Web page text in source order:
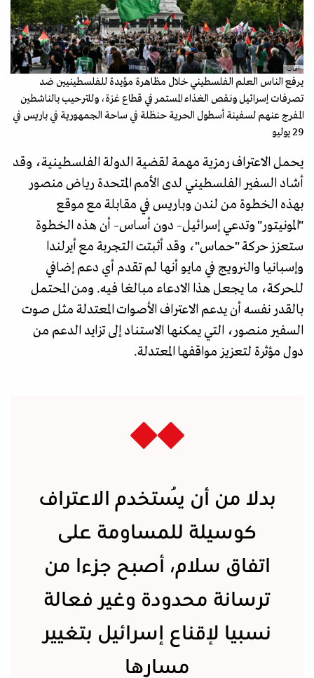
أ ف ب
يرفع الناس العلم الفلسطيني خلال مظاهرة مؤيدة للفلسطينيين ضد
تصرفات إسرائيل ونقص الغذاء المستمر في قطاع غزة، وللترحيب بالناشطين
المفرج عنهم لسفينة أسطول الحرية حنظلة في ساحة الجمهورية في باريس في
29 يوليو
يحمل الاعتراف رمزية مهمة لقضية الدولة الفلسطينية، وقد
أشاد السفير الفلسطيني لدى الأمم المتحدة رياض منصور
بهذه الخطوة من لندن وباريس في مقابلة مع موقع
"المونيتور" وتدعي إسرائيل– دون أساس– أن هذه الخطوة
ستعزز حركة "حماس"، وقد أثبتت التجربة مع أيرلندا
وإسبانيا والنرويج في مايو أنها لم تقدم أي دعم إضافي
للحركة، ما يجعل هذا الادعاء مبالغا فيه. ومن المحتمل
بالقدر نفسه أن يدعم الاعتراف الأصوات المعتدلة مثل صوت
السفير منصور، التي يمكنها الاستناد إلى تزايد الدعم من
دول مؤثرة لتعزيز مواقفها المعتدلة.
بدلا من أن يُستخدم الاعتراف
كوسيلة للمساومة على
اتفاق سلام، أصبح جزءا من
ترسانة محدودة وغير فعالة
نسبيا لإقناع إسرائيل بتغيير
مسارها